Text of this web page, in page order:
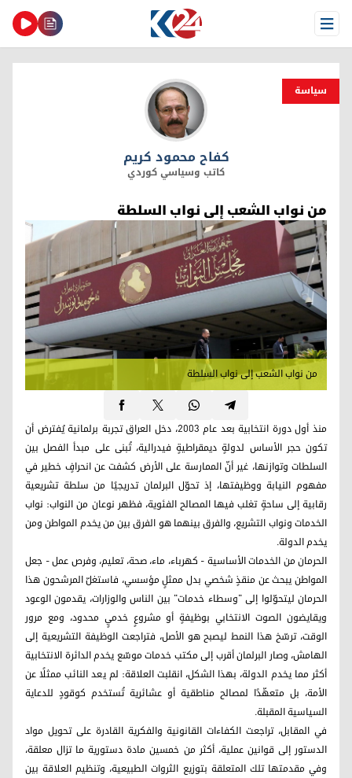
Open Menu
سیاسة
كفاح محمود كریم
كفاح محمود كریم
كاتب وسياسي كوردي
من نواب الشعب إلى نواب السلطة
من نواب الشعب إلى نواب السلطة
منذ أول دورة انتخابية بعد عام 2003، دخل العراق تجربة برلمانية يُفترض أن
تكون حجر الأساس لدولةٍ ديمقراطيةٍ فيدرالية، تُبنى على مبدأ الفصل بين
السلطات وتوازنها، غير أنّ الممارسة على الأرض كشفت عن انحرافٍ خطير في
مفهوم النيابة ووظيفتها، إذ تحوّل البرلمان تدريجيًا من سلطة تشريعية
رقابية إلى ساحةٍ تغلب فيها المصالح الفئوية، فظهر نوعان من النواب: نواب
الخدمات ونواب التشريع، والفرق بينهما هو الفرق بين من يخدم المواطن ومن
يخدم الدولة.
الحرمان من الخدمات الأساسية - كهرباء، ماء، صحة، تعليم، وفرص عمل - جعل
المواطن يبحث عن منقذٍ شخصي بدل ممثلٍ مؤسسي، فاستغلّ المرشحون هذا
الحرمان ليتحوّلوا إلى "وسطاء خدمات" بين الناس والوزارات، يقدمون الوعود
ويقايضون الصوت الانتخابي بوظيفةٍ أو مشروعٍ خدميٍ محدود، ومع مرور
الوقت، ترسّخ هذا النمط ليصبح هو الأصل، فتراجعت الوظيفة التشريعية إلى
الهامش، وصار البرلمان أقرب إلى مكتب خدمات موسّع يخدم الدائرة الانتخابية
أكثر مما يخدم الدولة، بهذا الشكل، انقلبت العلاقة: لم يعد النائب ممثلًا عن
الأمة، بل متعهّدًا لمصالح مناطقية أو عشائرية تُستخدم كوقودٍ للدعاية
السياسية المقبلة.
في المقابل، تراجعت الكفاءات القانونية والفكرية القادرة على تحويل مواد
الدستور إلى قوانين عملية، أكثر من خمسين مادة دستورية ما تزال معلقة،
وفي مقدمتها تلك المتعلقة بتوزيع الثروات الطبيعية، وتنظيم العلاقة بين